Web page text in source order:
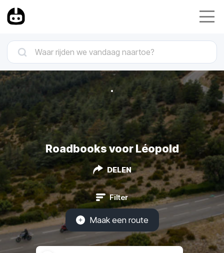
Roadbooks voor Léopold
DELEN
Filter
Maak een route